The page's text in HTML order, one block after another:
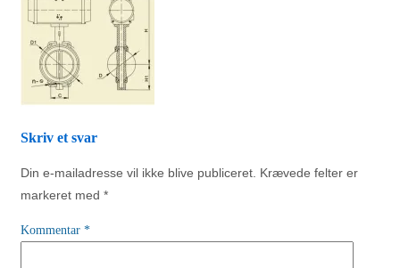
Skriv et svar
Din e-mailadresse vil ikke blive publiceret. Krævede felter er
markeret med *
Kommentar *